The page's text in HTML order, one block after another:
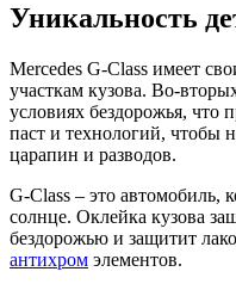
Уникальность
Mercedes G-Class имеет
участкам кузова. Во-
условиях бездорожья, что
паст и технологий, чтобы
царапин и разводов.
G-Class – это автомобиль,
солнце. Оклейка кузова
бездорожью и защитит
антихром элементов.